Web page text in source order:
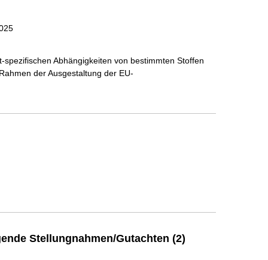
Abhängigkeiten von bestimmten Stoffen
der Ausgestaltung der EU-
Stellungnahmen/Gutachten (2)